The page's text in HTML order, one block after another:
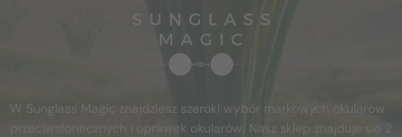
W Sunglass Magic znajdziesz szeroki wybór markowych okularów
przeciwsłonecznych i oprawek okularów. Nasz sklep znajduje się 2